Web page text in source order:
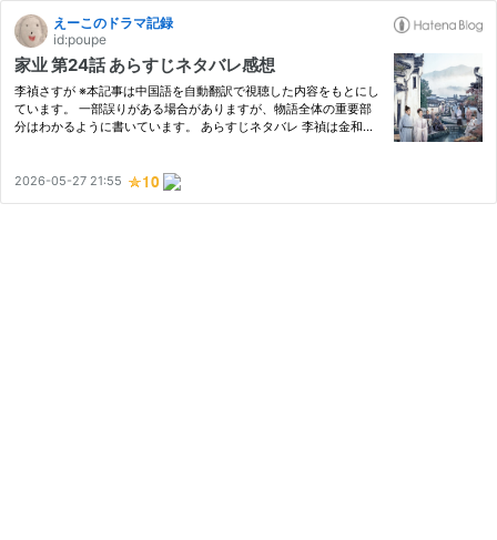
えーこのドラマ記録
id:poupe
家业 第24話 あらすじネタバレ感想
李禎さすが ※本記事は中国語を自動翻訳で視聴した内容をもとにし
ています。 一部誤りがある場合がありますが、物語全体の重要部
分はわかるように書いています。 あらすじネタバレ 李禎は金和が
2026-05-27 21:55